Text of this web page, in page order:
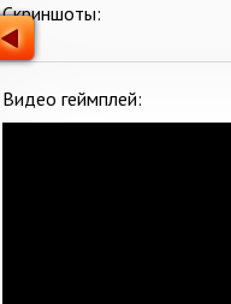
Скриншоты:
Видео геймплей: